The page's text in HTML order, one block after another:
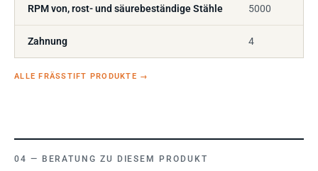
RPM von, rost- und säurebeständige Stähle 5000
Zahnung 4
ALLE FRÄSSTIFT PRODUKTE →
BERATUNG ZU DIESEM PRODUKT